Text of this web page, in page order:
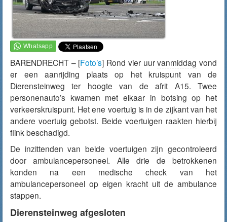
BARENDRECHT – [Foto’s] Rond vier uurvanmiddag vond
er een aanrijding plaats op het kruispunt van de
Dierensteinweg ter hoogte van de afrit A15. Twee
personenauto’s kwamen met elkaar in botsing op het
verkeerskruispunt. Het ene voertuig is in de zijkant van het
andere voertuig gebotst. Beide voertuigen raakten hierbij
flink beschadigd.
De inzittenden van beide voertuigen zijn gecontroleerd
door ambulancepersoneel. Alle drie de betrokkenen
konden na een medische check van het
ambulancepersoneel op eigen kracht uit de ambulance
stappen.
Dierensteinweg afgesloten